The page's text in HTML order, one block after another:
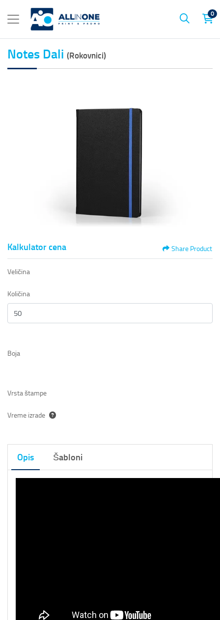
0
Notes Dali (Rokovnici)
Kalkulator cena Share Product
Veličina
Količina
Boja
Vrsta štampe
Vreme izrade
Opis Šabloni